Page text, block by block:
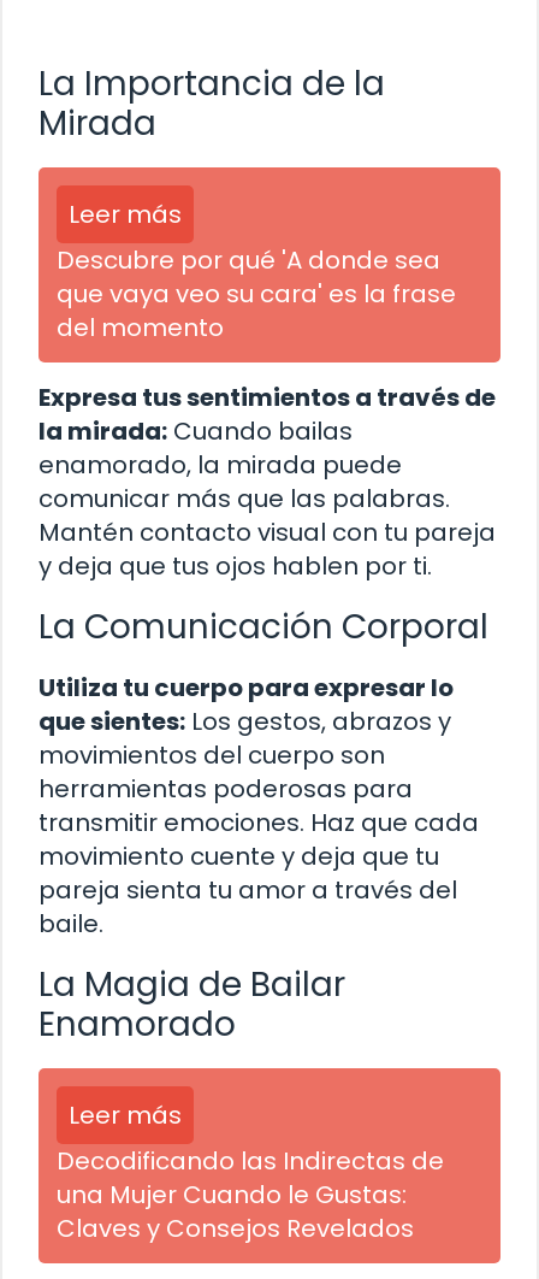
La Importancia de la
Mirada
Leer más
Descubre por qué 'A donde sea
que vaya veo su cara' es la frase
del momento
Expresa tus sentimientos a través de
la mirada: Cuando bailas
enamorado, la mirada puede
comunicar más que las palabras.
Mantén contacto visual con tu pareja
y deja que tus ojos hablen por ti.
La Comunicación Corporal
Utiliza tu cuerpo para expresar lo
que sientes: Los gestos, abrazos y
movimientos del cuerpo son
herramientas poderosas para
transmitir emociones. Haz que cada
movimiento cuente y deja que tu
pareja sienta tu amor a través del
baile.
La Magia de Bailar
Enamorado
Leer más
Decodificando las Indirectas de
una Mujer Cuando le Gustas:
Claves y Consejos Revelados